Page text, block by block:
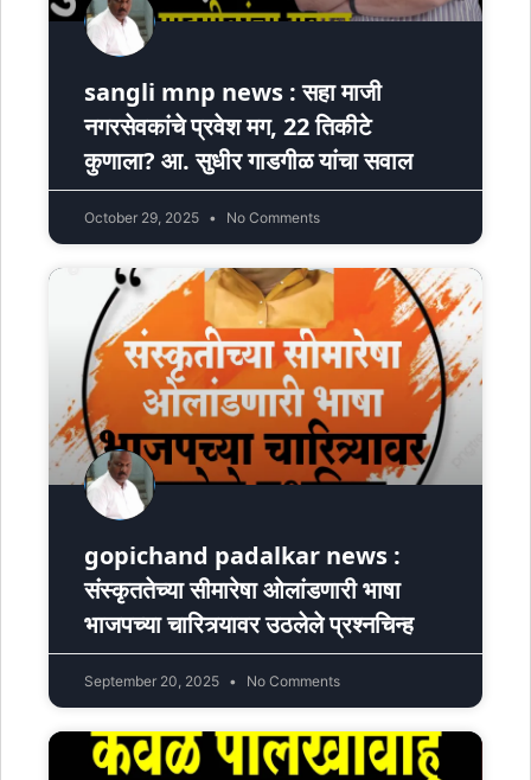
sangli mnp news : सहा माजी
नगरसेवकांचे प्रवेश मग, 22 तिकीटे
कुणाला? आ. सुधीर गाडगीळ यांचा सवाल
October 29, 2025 No Comments
gopichand padalkar news :
संस्कृततेच्या सीमारेषा ओलांडणारी भाषा
भाजपच्या चारित्र्यावर उठलेले प्रश्नचिन्ह
September 20, 2025 No Comments